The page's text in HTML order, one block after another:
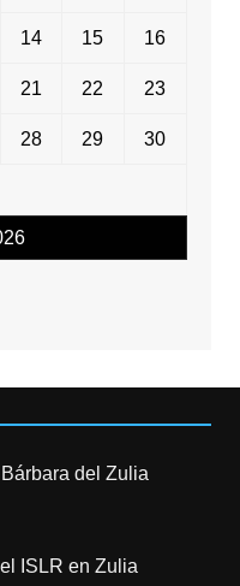
14 15 16
21 22 23
28 29 30
del Zulia
ISLR en Zulia